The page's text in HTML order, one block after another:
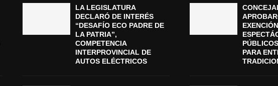
LA LEGISLATURA
DECLARÓ DE INTERÉS
“DESAFÍO ECO PADRE DE
LA PATRIA”,
COMPETENCIA
INTERPROVINCIAL DE
AUTOS ELÉCTRICOS
PARA